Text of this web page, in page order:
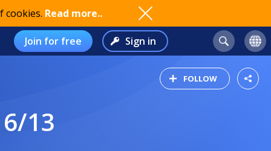
cookies. Read more..
Join for free Sign in
FOLLOW
6/13